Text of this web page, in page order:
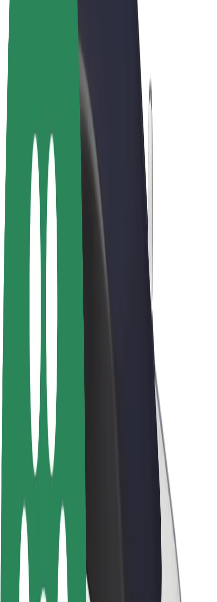
Bolt Food
Bolt Drive
Bolt for Business
Vélos électriques
Bolt Plus
Générez des revenus avec Bolt
Chauffeur
Revenus du chauffeur
Entreprise
Rejoignez-nous
À propos de Bolt
La durabilité chez Bolt
Project Zero
Blog
Actualités
Lignes directrices de marque
Relations investisseurs
Équipe de direction
La marque
Ressources
Fonds urbain
Sécurité